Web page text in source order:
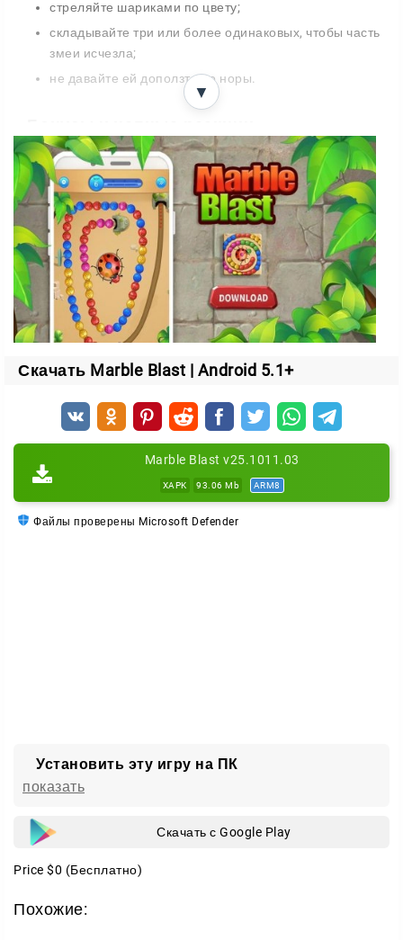
стреляйте шариками по цвету;
складывайте три или более одинаковых, чтобы часть
змеи исчезла;
не давайте ей доползти до норы.
Чем точнее стрельба, тем больше очков.
Используйте двойные попадания, чтобы запустить
цепную реакцию и мгновенно убрать сразу
несколько шариков.
Собирайте по ходу игры полезные бонусы — они
помогут справиться даже с самой длинной змеей и
вырваться вперед. Проверьте свою реакцию и
глазомер в каждом раунде!
▼
Скачать Marble Blast | Android 5.1+
Marble Blast v25.1011.03
XAPK 93.06 Mb ARM8
Файлы проверены Microsoft Defender
Установить эту игру на ПК
показать
Скачать с Google Play
Price $0 (Бесплатно)
Похожие: